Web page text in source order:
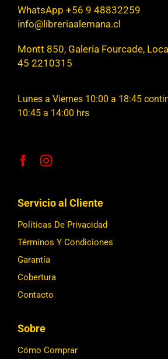
WhatsApp +56 9 48832259
info@libreriaalemana.cl
Montt 850, Galería Fourcade,
45 2210315
Lunes a Viernes 10:00 a 18:45
10:45 a 14:00 hrs
Servicio al Cliente
Políticas De Privacidad
Términos Y Condiciones
Garantía
Cobertura
Contacto
Sobre
Cómo Comprar